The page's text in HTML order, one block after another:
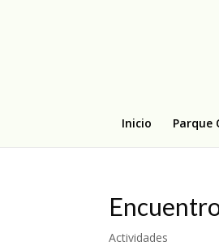
Inicio Parque
Actividades